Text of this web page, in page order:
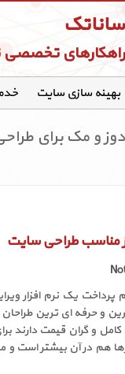
ساناتک
راهکارهای
بهینه سازی سایت
و مک برای
مناسب طراحی سایت
پرداخت یک نرم افزار
و حرفه ای ترین
و گران قیمت دارند
هم در آن بیشتر است و